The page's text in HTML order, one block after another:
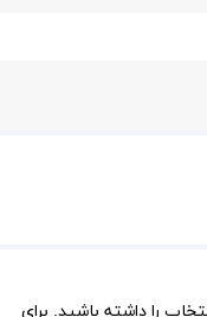
را داشته باشید. برای